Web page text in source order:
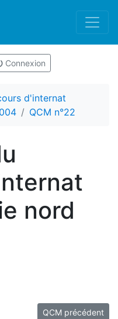
Connexion
d'internat
QCM n°22
nord
QCM précédent